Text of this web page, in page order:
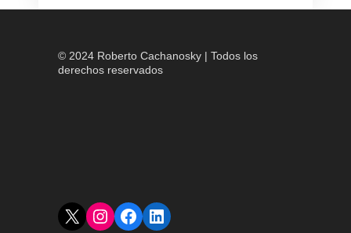
© 2024 Roberto Cachanosky | Todos los
derechos reservados
X Instagram
Facebook
LinkedIn